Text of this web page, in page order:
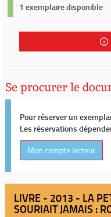
1 exemplaire disponible
Se procurer le
Pour réserver un
Les réservations
Mon compte lecteur
LIVRE - 2013 - LA
SOURIAIT JAMAIS :